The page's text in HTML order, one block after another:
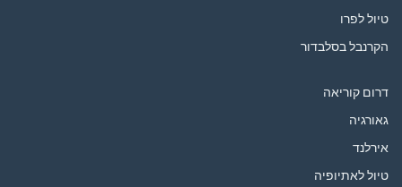
טיול לפרו
הקרנבל בסלבדור
דרום קוריאה
גאורגיה
אירלנד
טיול לאתיופיה